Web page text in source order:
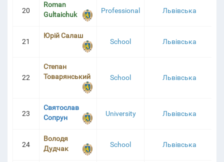
20
Roman
Gultaichuk
Professional Львівська
21
Юрій Салаш
School Львівська
22
Степан
Товарянський
School Львівська
23
Святослав
Сопрун
University Львівська
24
Володя
Дудчак
School Львівська